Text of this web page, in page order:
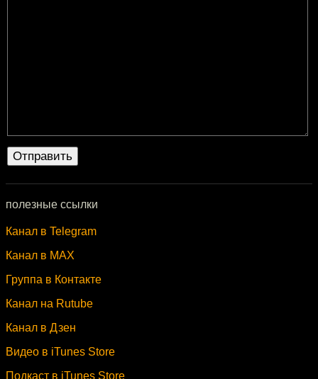
полезные ссылки
Канал в Telegram
Канал в MAX
Группа в Контакте
Канал на Rutube
Канал в Дзен
Видео в iTunes Store
Подкаст в iTunes Store